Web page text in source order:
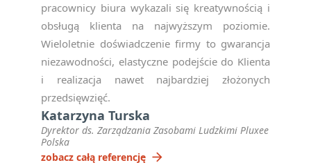
pracownicy biura wykazali się kreatywnością i
obsługą klienta na najwyższym poziomie.
Wieloletnie doświadczenie firmy to gwarancja
niezawodności, elastyczne podejście do Klienta
i realizacja nawet najbardziej złożonych
przedsięwzięć.
Katarzyna Turska
Dyrektor ds. Zarządzania Zasobami Ludzkimi Pluxee
Polska
zobacz całą referencję arrow_forward